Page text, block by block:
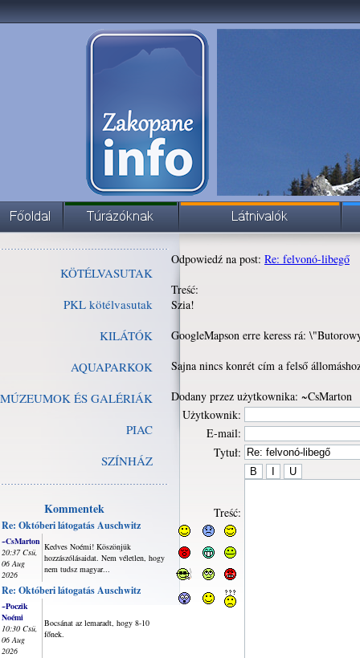
KÖTÉLVASUTAK
PKL kötélvasutak
KILÁTÓK
AQUAPARKOK
MÚZEUMOK ÉS GALÉRIÁK
PIAC
SZÍNHÁZ
Kommentek
Re: Októberi látogatás Auschwitz
~CsMarton
20:37 Csü,
06 Aug
2026
Kedves Noémi! Köszönjük
hozzászólásaidat. Nem véletlen, hogy
nem tudsz magyar...
Re: Októberi látogatás Auschwitz
~Poczik
Noémi
10:30 Csü,
06 Aug
2026
Bocsánat az lemaradt, hogy 8-10
főnek.
Odpowiedź na post: Re: felvonó-libegő
Treść:
Szia!
GoogleMapson erre keress rá:
Sajna nincs konrét cím a felső
Dodany przez użytkownika: ~CsMarton
Użytkownik:
E-mail:
Tytuł:
Treść: